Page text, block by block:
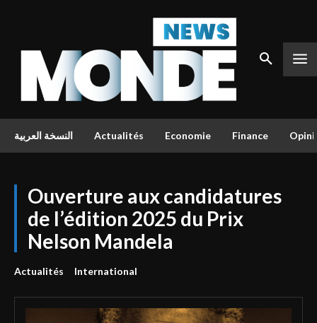
النسخة العربية Actualités Economie Finance
Ouverture aux candidatures
de l’édition 2025 du Prix
Nelson Mandela
Actualités International